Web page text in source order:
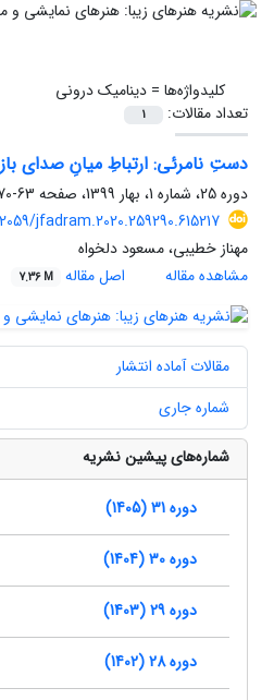
کلیدواژه‌ها =دینامیک درونی
تعداد مقالات:
1
دستِ نامرئی: ارتباطِ میانِ صدای
دوره 25، شماره 1، بهار 1399، صفحه
63-70
jfadram.2020.259290.615217
مهناز خطیبی، مسعود دلخواه
مشاهده مقاله
اصل مقاله 7.36 M
مقالات آماده انتشار
شماره جاری
شماره‌های پیشین نشریه
دوره 31 (1405)
دوره 30 (1404)
دوره 29 (1403)
دوره 28 (1402)